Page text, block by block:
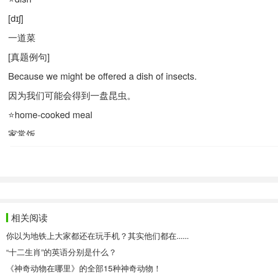
[dɪʃ]
一道菜
[真题例句]
Because we might be offered a dish of insects.
因为我们可能会得到一盘昆虫。
⭐home-cooked meal
家常饭
⭐steak
[steɪk]
牛排
[真题例句]
相关阅读
你以为地铁上大家都还在玩手机？其实他们都在......
“十二生肖”的英语分别是什么？
《神奇动物在哪里》的全部15种神奇动物！